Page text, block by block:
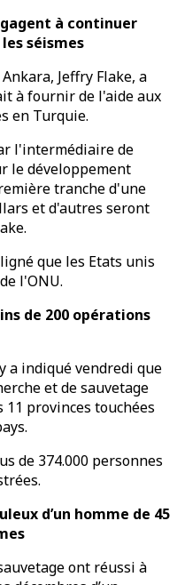
à continuer
séismes
Jeffry Flake, a
à fournir de l'aide aux
en Turquie.
l'intermédiaire de
le développement
tranche d'une
et d'autres seront
que les Etats unis
l'ONU.
de 200 opérations
a indiqué vendredi que
et de sauvetage
provinces touchées
de 374.000 personnes
d’un homme de 45
ont réussi à